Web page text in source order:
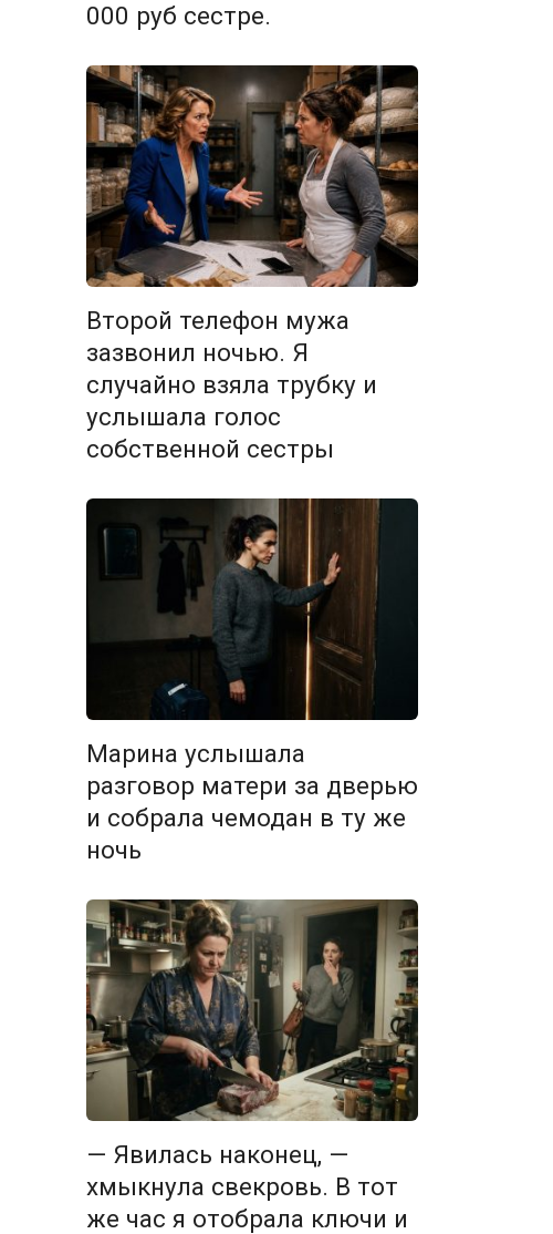
000 руб сестре.
Второй телефон мужа
зазвонил ночью. Я
случайно взяла трубку и
услышала голос
собственной сестры
Марина услышала
разговор матери за дверью
и собрала чемодан в ту же
ночь
— Явилась наконец, —
хмыкнула свекровь. В тот
же час я отобрала ключи и